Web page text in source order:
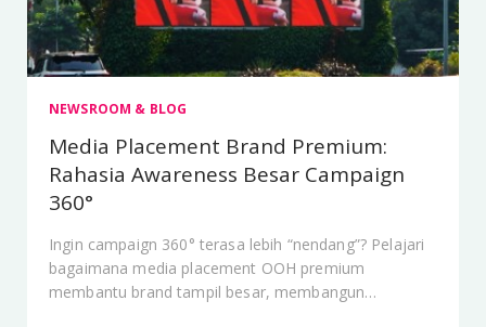
NEWSROOM & BLOG
Media Placement Brand Premium:
Rahasia Awareness Besar Campaign
360°
Ingin campaign 360° terasa lebih “nendang”? Pelajari
bagaimana media placement OOH premium
membantu brand tampil besar, membangun